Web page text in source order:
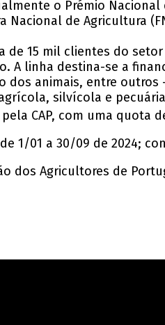
o Prémio
Nacional de Agricultura
de 15 mil clientes do
A linha destina-se a
dos animais, entre outros
silvícola e
CAP, com uma quota
1/01 a 30/09 de 2024;
dos Agricultores de